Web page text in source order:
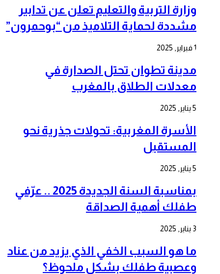
وزارة التربية والتعليم تعلن عن تدابير
مشددة لحماية التلاميذ من “بوحمرون”
1 فبراير, 2025
مدينة تطوان تحتل الصدارة في
معدلات الطلاق بالمغرب
5 يناير, 2025
الأسرة المغربية: تحولات جذرية نحو
المستقبل
5 يناير, 2025
بمناسبة السنة الجديدة 2025 .. عرّفي
طفلك أهمية الصداقة
3 يناير, 2025
ما هو السبب الخفي الذي يزيد من عناد
وعصبية طفلك بشكل ملحوظ؟